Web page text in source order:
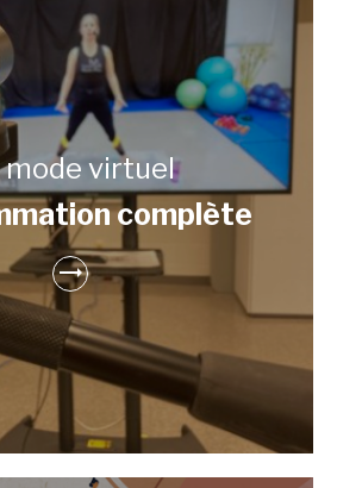
mode virtuel
complète